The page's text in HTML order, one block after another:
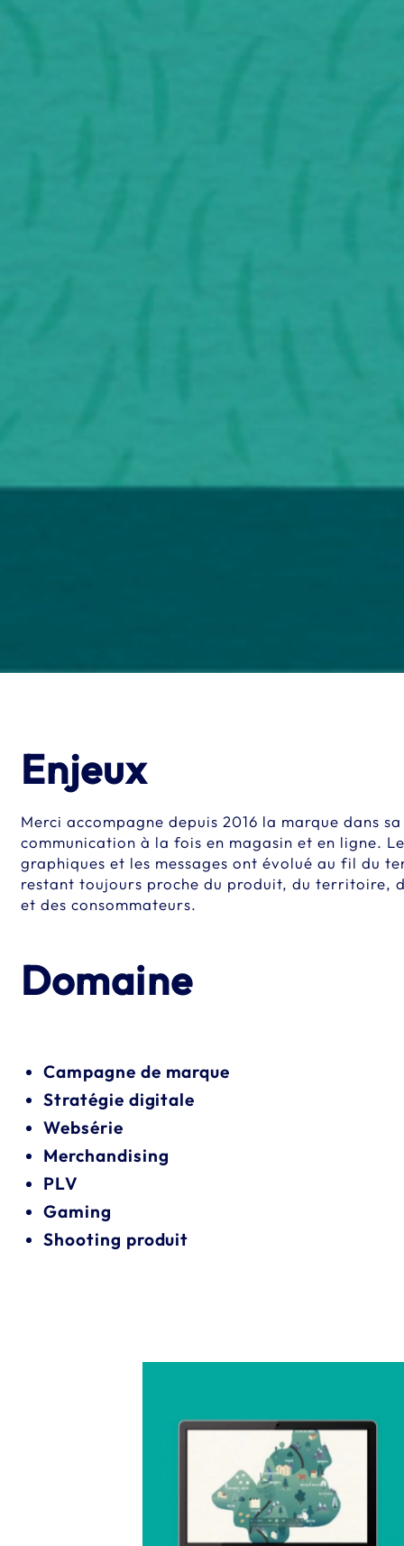
Enjeux
Merci accompagne depuis 2016 la marque dans
communication à la fois en magasin et en ligne.
graphiques et les messages ont évolué au fil du
restant toujours proche du produit, du territoire,
et des consommateurs.
Domaine
Campagne de marque
Stratégie digitale
Websérie
Merchandising
PLV
Gaming
Shooting produit